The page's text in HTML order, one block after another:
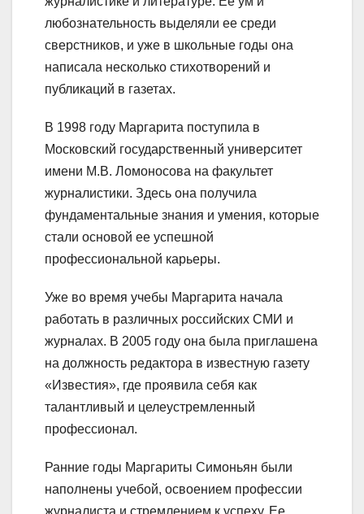
любознательность выделяли ее среди
сверстников, и уже в школьные годы она
написала несколько стихотворений и
публикаций в газетах.
В 1998 году Маргарита поступила в
Московский государственный университет
имени М.В. Ломоносова на факультет
журналистики. Здесь она получила
фундаментальные знания и умения, которые
стали основой ее успешной
профессиональной карьеры.
Уже во время учебы Маргарита начала
работать в различных российских СМИ и
журналах. В 2005 году она была приглашена
на должность редактора в известную газету
«Известия», где проявила себя как
талантливый и целеустремленный
профессионал.
Ранние годы Маргариты Симоньян были
наполнены учебой, освоением профессии